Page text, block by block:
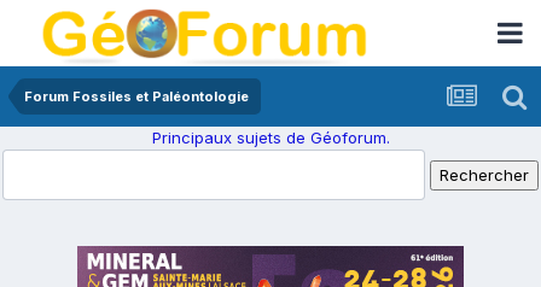
Forum Fossiles et Paléontologie
Principaux sujets de Géoforum.